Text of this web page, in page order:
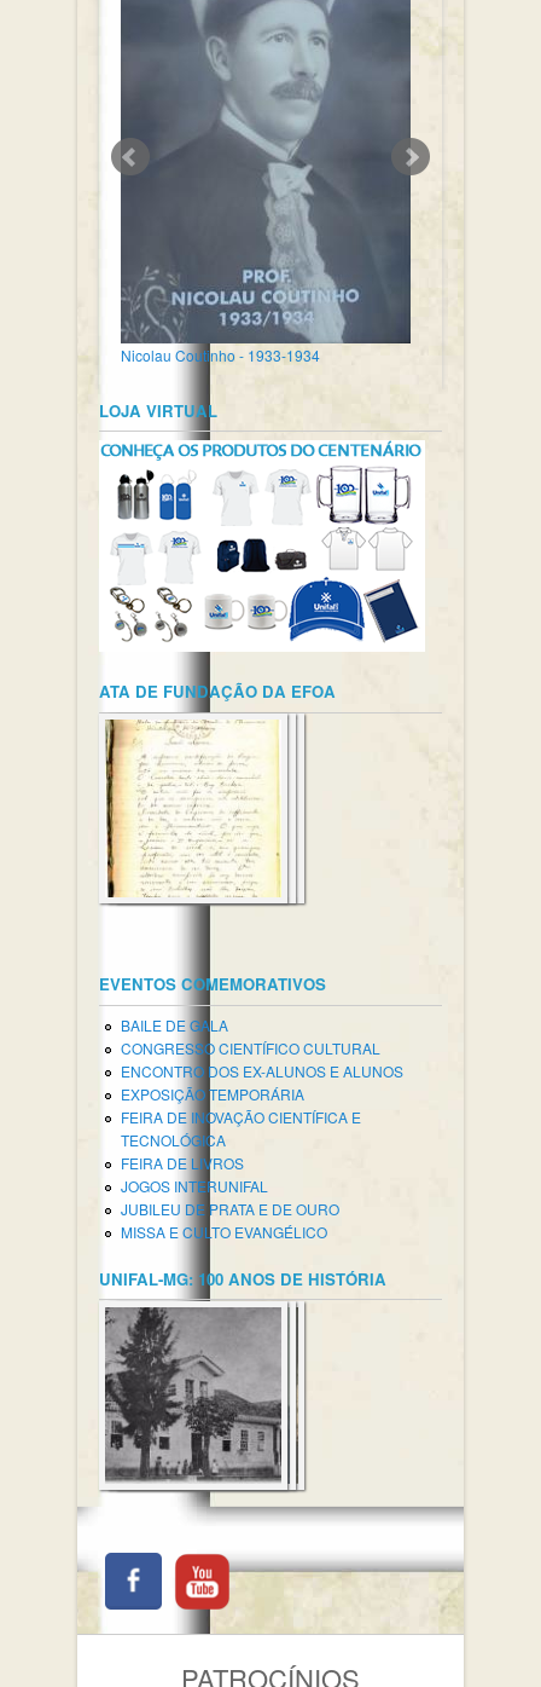
Nicolau Coutinho - 1933-1934
LOJA VIRTUAL
ATA DE FUNDAÇÃO DA EFOA
EVENTOS COMEMORATIVOS
BAILE DE GALA
CONGRESSO CIENTÍFICO CULTURAL
ENCONTRO DOS EX-ALUNOS E ALUNOS
EXPOSIÇÃO TEMPORÁRIA
FEIRA DE INOVAÇÃO CIENTÍFICA E
TECNOLÓGICA
FEIRA DE LIVROS
JOGOS INTERUNIFAL
JUBILEU DE PRATA E DE OURO
MISSA E CULTO EVANGÉLICO
UNIFAL-MG: 100 ANOS DE HISTÓRIA
PATROCÍNIOS